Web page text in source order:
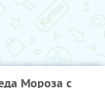
Мороза с